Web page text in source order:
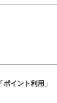
イント利用」